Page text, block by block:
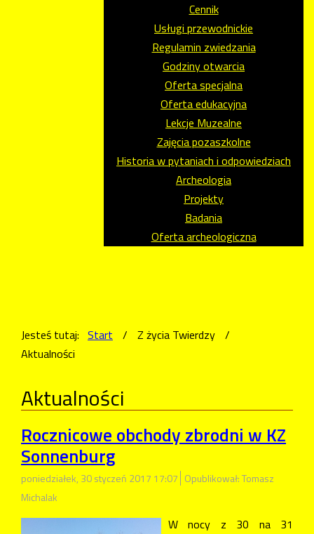
Cennik
Usługi przewodnickie
Regulamin zwiedzania
Godziny otwarcia
Oferta specjalna
Oferta edukacyjna
Lekcje Muzealne
Zajęcia pozaszkolne
Historia w pytaniach i odpowiedziach
Archeologia
Projekty
Badania
Oferta archeologiczna
Jesteś tutaj: Start / Z życia Twierdzy /
Aktualności
Aktualności
Rocznicowe obchody zbrodni w KZ
Sonnenburg
poniedziałek, 30 styczeń 2017 17:07 Opublikował: Tomasz
Michalak
W nocy z 30 na 31